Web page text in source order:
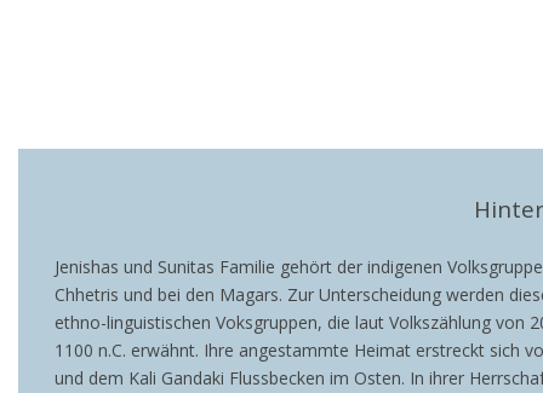
Jenishas und Sunitas Familie gehört der indigenen
Chhetris und bei den Magars. Zur Unterscheidung werden
ethno-linguistischen Voksgruppen, die laut Volkszählung
1100 n.C. erwähnt. Ihre angestammte Heimat erstreckt sich
und dem Kali Gandaki Flussbecken im Osten. In ihrer